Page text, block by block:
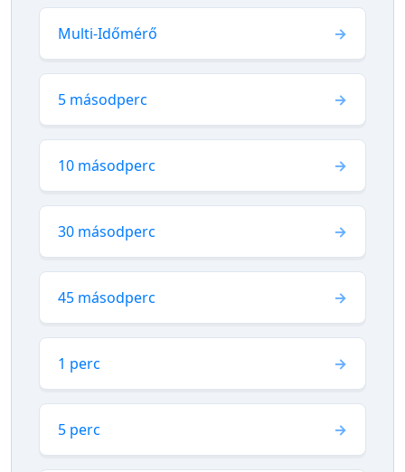
Multi-Időmérő
5 másodperc
10 másodperc
30 másodperc
45 másodperc
1 perc
5 perc